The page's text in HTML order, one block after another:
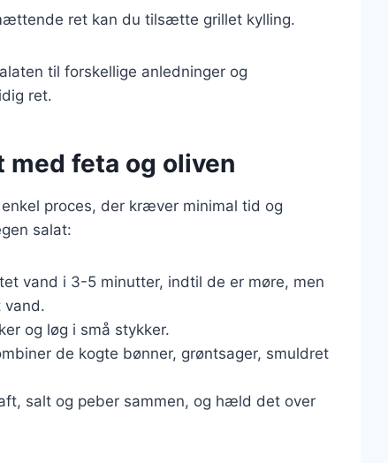
ret kan du tilsætte grillet kylling.
til forskellige anledninger og
ret.
med feta og oliven
proces, der kræver minimal tid og
salat:
vand i 3-5 minutter, indtil de er møre, men
vand.
og løg i små stykker.
de kogte bønner, grøntsager, smuldret
salt og peber sammen, og hæld det over